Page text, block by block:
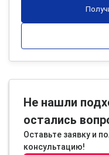
Не нашли
остались
Оставьте заявку и
консультацию!